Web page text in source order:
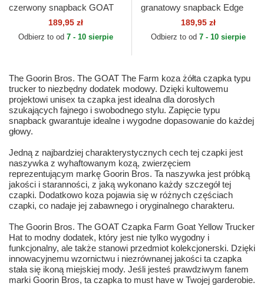
czerwony snapback GOAT
MV Butter The Farm MVP
The Farm Goorin Bros.
189,95 zł
Odbierz to od 7 - 10 sierpie
granatowy snapback Edge
Goat The Farm Goorin Bros.
189,95 zł
Odbierz to od 7 - 10 sierpie
The Goorin Bros. The GOAT The Farm koza żółta czapka typu
trucker to niezbędny dodatek modowy. Dzięki kultowemu
projektowi unisex ta czapka jest idealna dla dorosłych
szukających fajnego i swobodnego stylu. Zapięcie typu
snapback gwarantuje idealne i wygodne dopasowanie do każdej
głowy.
Jedną z najbardziej charakterystycznych cech tej czapki jest
naszywka z wyhaftowanym kozą, zwierzęciem
reprezentującym markę Goorin Bros. Ta naszywka jest próbką
jakości i staranności, z jaką wykonano każdy szczegół tej
czapki. Dodatkowo koza pojawia się w różnych częściach
czapki, co nadaje jej zabawnego i oryginalnego charakteru.
The Goorin Bros. The GOAT Czapka Farm Goat Yellow Trucker
Hat to modny dodatek, który jest nie tylko wygodny i
funkcjonalny, ale także stanowi przedmiot kolekcjonerski. Dzięki
innowacyjnemu wzornictwu i niezrównanej jakości ta czapka
stała się ikoną miejskiej mody. Jeśli jesteś prawdziwym fanem
marki Goorin Bros, ta czapka to must have w Twojej garderobie.